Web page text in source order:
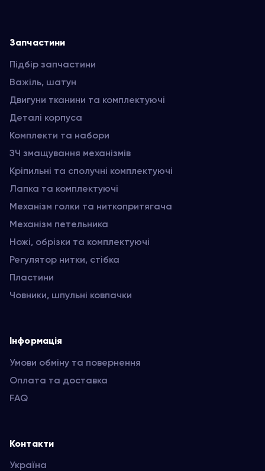
Запчастини
Підбір запчастини
Важіль, шатун
Двигуни тканини та комплектуючі
Деталі корпуса
Комплекти та набори
ЗЧ змащування механізмів
Кріпильні та сполучні комплектуючі
Лапка та комплектуючі
Механізм голки та ниткопритягача
Механізм петельника
Ножі, обрізки та комплектуючі
Регулятор нитки, стібка
Пластини
Човники, шпульні ковпачки
Інформація
Умови обміну та повернення
Оплата та доставка
FAQ
Контакти
Україна